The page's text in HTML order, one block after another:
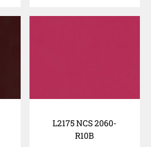
L2175 NCS 2060-
R10B